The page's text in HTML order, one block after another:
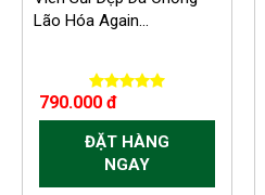
Lão Hóa Again...
790.000 đ
ĐẶT HÀNG
NGAY